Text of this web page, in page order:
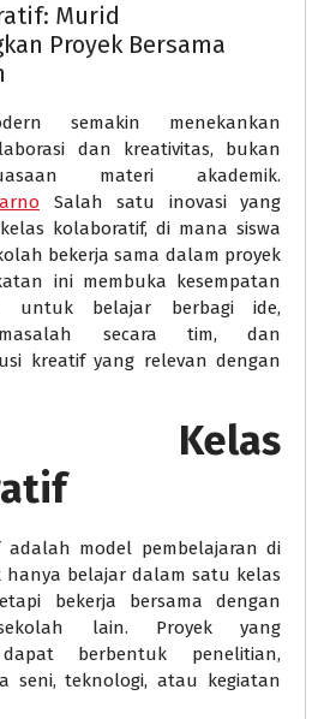
Murid
Proyek Bersama
semakin menekankan
dan kreativitas, bukan
materi akademik.
Salah satu inovasi yang
kolaboratif, di mana siswa
bekerja sama dalam proyek
ini membuka kesempatan
untuk belajar berbagi ide,
masalah secara tim, dan
kreatif yang relevan dengan
Kelas
adalah model pembelajaran di
hanya belajar dalam satu kelas
bekerja bersama dengan
lain. Proyek yang
berbentuk penelitian,
seni, teknologi, atau kegiatan